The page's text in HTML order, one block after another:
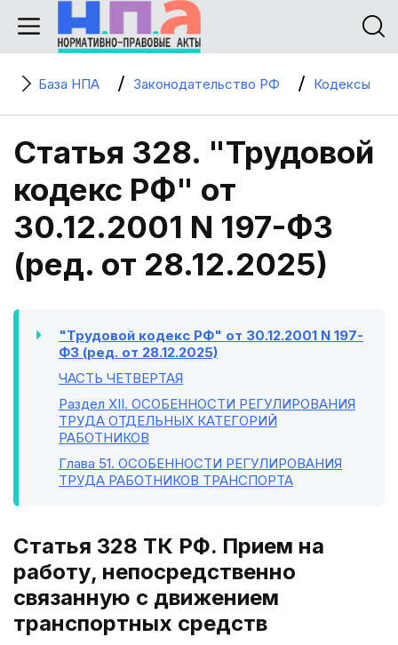
База НПА Законодательство РФ Кодексы
Статья 328. "Трудовой
кодекс РФ" от
30.12.2001 N 197-ФЗ
(ред. от 28.12.2025)
"Трудовой кодекс РФ" от 30.12.2001 N 197-
ФЗ (ред. от 28.12.2025)
ЧАСТЬ ЧЕТВЕРТАЯ
Раздел XII. ОСОБЕННОСТИ РЕГУЛИРОВАНИЯ
ТРУДА ОТДЕЛЬНЫХ КАТЕГОРИЙ
РАБОТНИКОВ
Глава 51. ОСОБЕННОСТИ РЕГУЛИРОВАНИЯ
ТРУДА РАБОТНИКОВ ТРАНСПОРТА
Статья 328 ТК РФ. Прием на
работу, непосредственно
связанную с движением
транспортных средств